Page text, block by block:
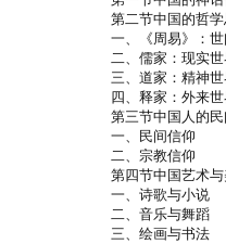
第二节中国的哲学
一、《周易》：
二、儒家：现实
三、道家：精神
四、释家：外来
第三节中国人的
一、民间信仰
二、宗教信仰
第四节中国艺术
一、诗歌与小说
二、音乐与舞蹈
三、绘画与书法